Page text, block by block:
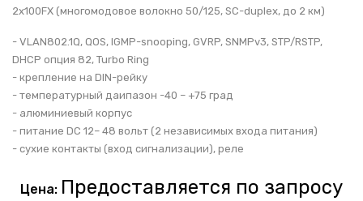
2x100FX (многомодовое волокно 50/125, SC-duplex, до 2 км)
- VLAN802.1Q, QOS, IGMP-snooping, GVRP, SNMPv3, STP/RSTP,
DHCP опция 82, Turbo Ring
- крепление на DIN-рейку
- температурный даипазон -40 – +75 град
- алюминиевый корпус
- питание DC 12– 48 вольт (2 независимых входа питания)
- сухие контакты (вход сигнализации), реле
Цена: Предоставляется по запросу